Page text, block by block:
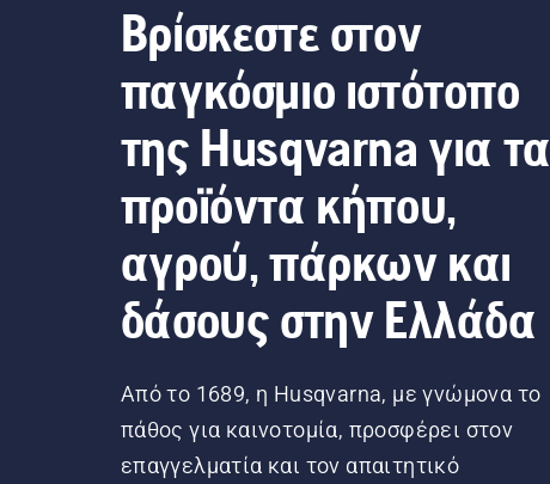
Βρίσκεστε στον
παγκόσμιο ιστότοπο
της Husqvarna για τα
προϊόντα κήπου,
αγρού, πάρκων και
δάσους στην Ελλάδα
Από το 1689, η Husqvarna, με γνώμονα το
πάθος για καινοτομία, προσφέρει στον
επαγγελματία και τον απαιτητικό